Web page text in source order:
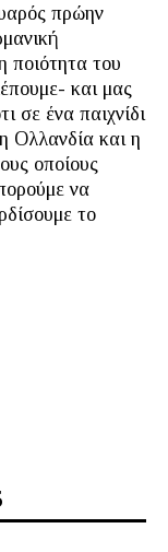
πρώην
ποιότητα του
και μας
σε ένα παιχνίδι
Ολλανδία και η
οποίους
να
το